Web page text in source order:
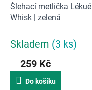
Šlehací metlička Lékué
Whisk | zelená
Skladem (3 ks)
259 Kč
Do košíku